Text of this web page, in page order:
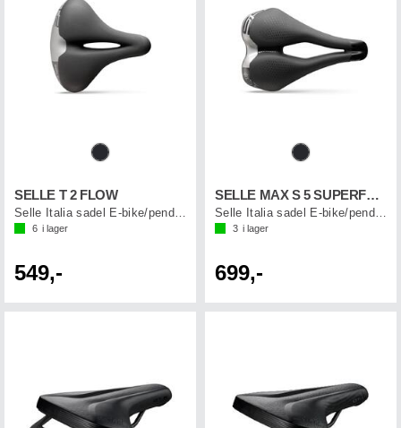
SELLE T 2 FLOW
Selle Italia sadel E-bike/pendling
6 i lager
549,-
SELLE MAX S 5 SUPERFLOW
Selle Italia sadel E-bike/pendling
3 i lager
699,-